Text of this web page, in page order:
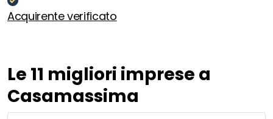
Acquirente verificato
Le 11 migliori imprese a
Casamassima